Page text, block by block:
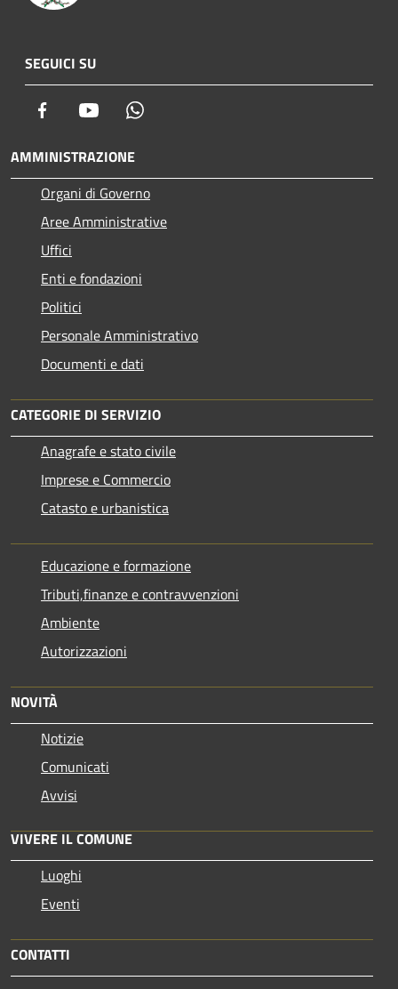
SEGUICI SU
Facebook Youtube
AMMINISTRAZIONE
Organi di Governo
Aree Amministrative
Uffici
Enti e fondazioni
Politici
Personale Amministrativo
Documenti e dati
CATEGORIE DI SERVIZIO
Anagrafe e stato civile
Imprese e Commercio
Catasto e urbanistica
Educazione e formazione
Tributi,finanze e contravvenzioni
Ambiente
Autorizzazioni
NOVITÀ
Notizie
Comunicati
Avvisi
VIVERE IL COMUNE
Luoghi
Eventi
CONTATTI